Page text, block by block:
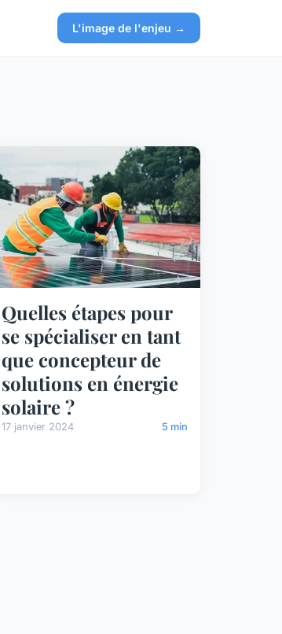
L'image de l'enjeu →
Quelles étapes pour
se spécialiser en tant
que concepteur de
solutions en énergie
solaire ?
17 janvier 2024 5 min